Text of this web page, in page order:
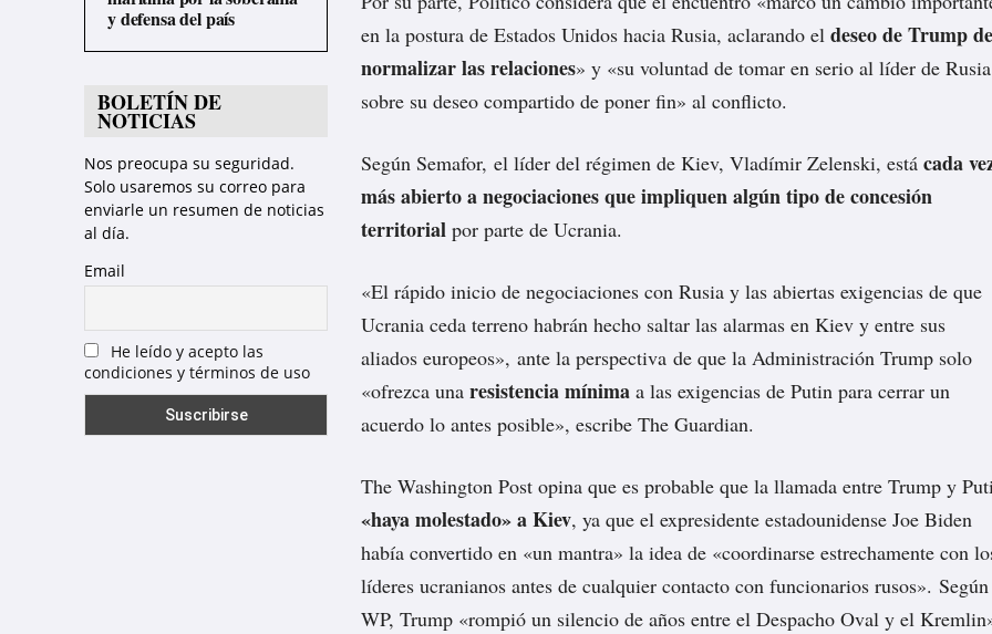
y defensa del país
BOLETÍN DE
NOTICIAS
Nos preocupa su seguridad.
Solo usaremos su correo para
enviarle un resumen de noticias
al día.
Email
He leído y acepto las
condiciones y términos de uso
en la postura de Estados Unidos hacia Rusia, aclarando el deseo de Trump de
normalizar las relaciones» y «su voluntad de tomar en serio al líder de Rusia
sobre su deseo compartido de poner fin» al conflicto.
Según Semafor, el líder del régimen de Kiev, Vladímir Zelenski, está cada
más abierto a negociaciones que impliquen algún tipo de concesión
territorial por parte de Ucrania.
«El rápido inicio de negociaciones con Rusia y las abiertas exigencias de que
Ucrania ceda terreno habrán hecho saltar las alarmas en Kiev y entre sus
aliados europeos», ante la perspectiva de que la Administración Trump solo
«ofrezca una resistencia mínima a las exigencias de Putin para cerrar un
acuerdo lo antes posible», escribe The Guardian.
The Washington Post opina que es probable que la llamada entre Trump y
«haya molestado» a Kiev, ya que el expresidente estadounidense Joe Biden
había convertido en «un mantra» la idea de «coordinarse estrechamente con
líderes ucranianos antes de cualquier contacto con funcionarios rusos». Según
WP, Trump «rompió un silencio de años entre el Despacho Oval y el